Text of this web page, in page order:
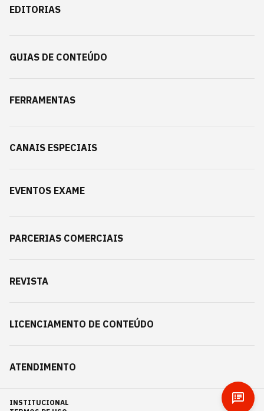
EDITORIAS
GUIAS DE CONTEÚDO
FERRAMENTAS
CANAIS ESPECIAIS
EVENTOS EXAME
PARCERIAS COMERCIAIS
REVISTA
LICENCIAMENTO DE CONTEÚDO
ATENDIMENTO
INSTITUCIONAL